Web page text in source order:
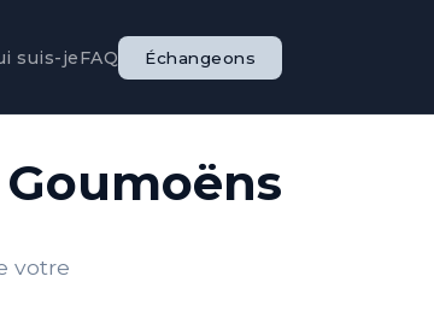
suis-jeFAQ Échangeons
votre